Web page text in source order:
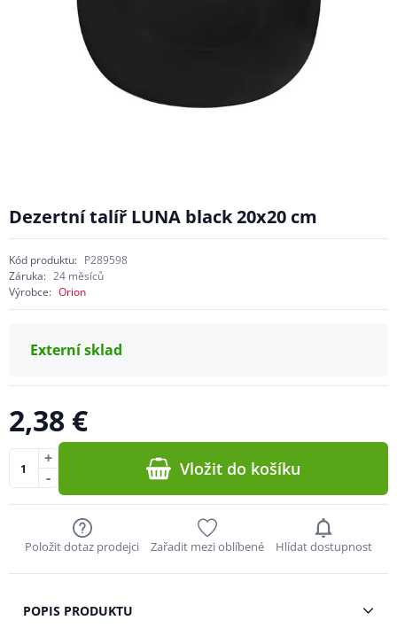
Dezertní talíř LUNA black 20x20 cm
Kód produktu: P289598
Záruka: 24 měsíců
Výrobce: Orion
Externí sklad
2,38 €
-
+ Vložit do košíku
Položit dotaz prodejci Zařadit mezi oblíbené Hlídat dostupnost
POPIS PRODUKTU